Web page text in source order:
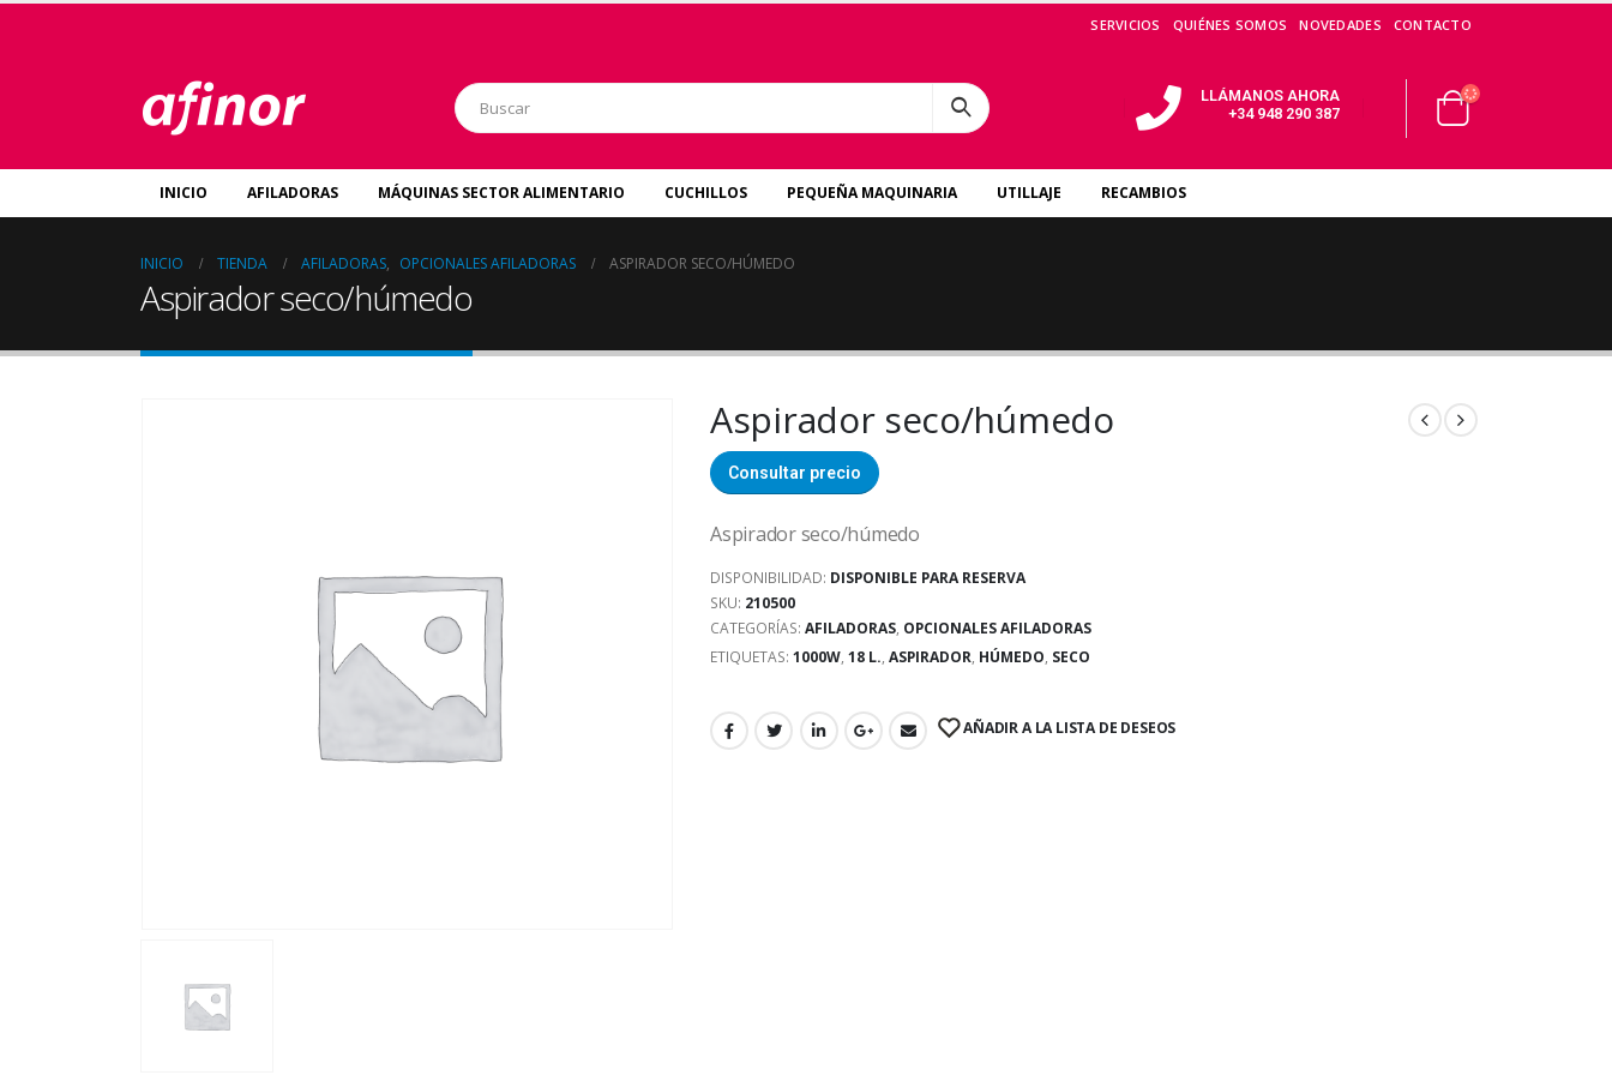
SERVICIOS QUIÉNES SOMOS NOVEDADES CONTACTO
LLÁMANOS AHORA
+34 948 290 387
INICIO AFILADORAS MÁQUINAS SECTOR ALIMENTARIO CUCHILLOS PEQUEÑA MAQUINARIA UTILLAJE RECAMBIOS
INICIO TIENDA AFILADORAS, OPCIONALES AFILADORAS ASPIRADOR SECO/HÚMEDO
Aspirador seco/húmedo
Aspirador seco/húmedo
Consultar precio
Aspirador seco/húmedo
DISPONIBILIDAD: DISPONIBLE PARA RESERVA
SKU: 210500
CATEGORÍAS: AFILADORAS, OPCIONALES AFILADORAS
ETIQUETAS: 1000W, 18 L., ASPIRADOR, HÚMEDO, SECO
AÑADIR A LA LISTA DE DESEOS